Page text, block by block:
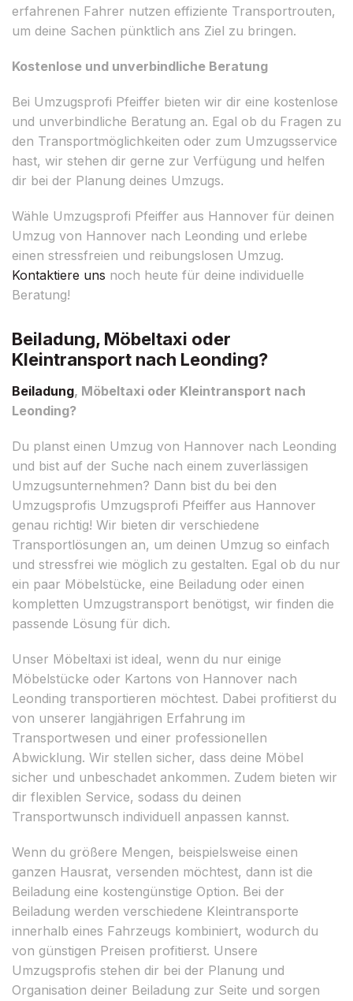
erfahrenen Fahrer nutzen effiziente Transportrouten,
um deine Sachen pünktlich ans Ziel zu bringen.
Kostenlose und unverbindliche Beratung
Bei Umzugsprofi Pfeiffer bieten wir dir eine kostenlose
und unverbindliche Beratung an. Egal ob du Fragen zu
den Transportmöglichkeiten oder zum Umzugsservice
hast, wir stehen dir gerne zur Verfügung und helfen
dir bei der Planung deines Umzugs.
Wähle Umzugsprofi Pfeiffer aus Hannover für deinen
Umzug von Hannover nach Leonding und erlebe
einen stressfreien und reibungslosen Umzug.
Kontaktiere uns noch heute für deine individuelle
Beratung!
Beiladung, Möbeltaxi oder
Kleintransport nach Leonding?
Beiladung, Möbeltaxi oder Kleintransport nach
Leonding?
Du planst einen Umzug von Hannover nach Leonding
und bist auf der Suche nach einem zuverlässigen
Umzugsunternehmen? Dann bist du bei den
Umzugsprofis Umzugsprofi Pfeiffer aus Hannover
genau richtig! Wir bieten dir verschiedene
Transportlösungen an, um deinen Umzug so einfach
und stressfrei wie möglich zu gestalten. Egal ob du nur
ein paar Möbelstücke, eine Beiladung oder einen
kompletten Umzugstransport benötigst, wir finden die
passende Lösung für dich.
Unser Möbeltaxi ist ideal, wenn du nur einige
Möbelstücke oder Kartons von Hannover nach
Leonding transportieren möchtest. Dabei profitierst du
von unserer langjährigen Erfahrung im
Transportwesen und einer professionellen
Abwicklung. Wir stellen sicher, dass deine Möbel
sicher und unbeschadet ankommen. Zudem bieten wir
dir flexiblen Service, sodass du deinen
Transportwunsch individuell anpassen kannst.
Wenn du größere Mengen, beispielsweise einen
ganzen Hausrat, versenden möchtest, dann ist die
Beiladung eine kostengünstige Option. Bei der
Beiladung werden verschiedene Kleintransporte
innerhalb eines Fahrzeugs kombiniert, wodurch du
von günstigen Preisen profitierst. Unsere
Umzugsprofis stehen dir bei der Planung und
Organisation deiner Beiladung zur Seite und sorgen